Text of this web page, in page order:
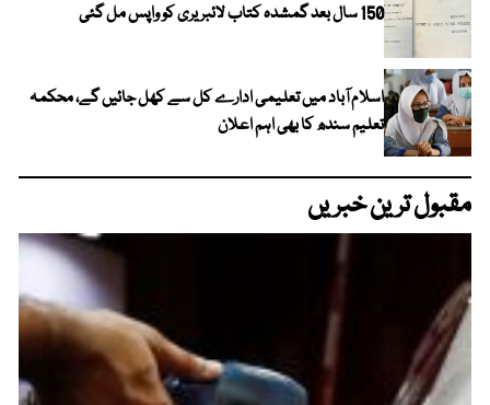
150 سال بعد گمشدہ کتاب لائبریری کو واپس مل گئی
اسلام آباد میں تعلیمی ادارے کل سے کھل جائیں گے، محکمہ
تعلیم سندھ کا بھی اہم اعلان
مقبول ترین خبریں